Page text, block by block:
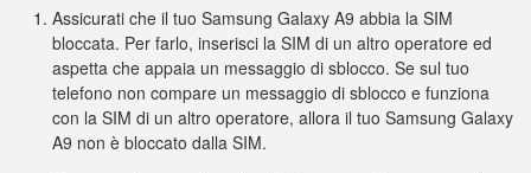
Assicurati che il tuo Samsung Galaxy A9 abbia la SIM
bloccata. Per farlo, inserisci la SIM di un altro operatore ed
aspetta che appaia un messaggio di sblocco. Se sul tuo
telefono non compare un messaggio di sblocco e funziona
con la SIM di un altro operatore, allora il tuo Samsung Galaxy
A9 non è bloccato dalla SIM.